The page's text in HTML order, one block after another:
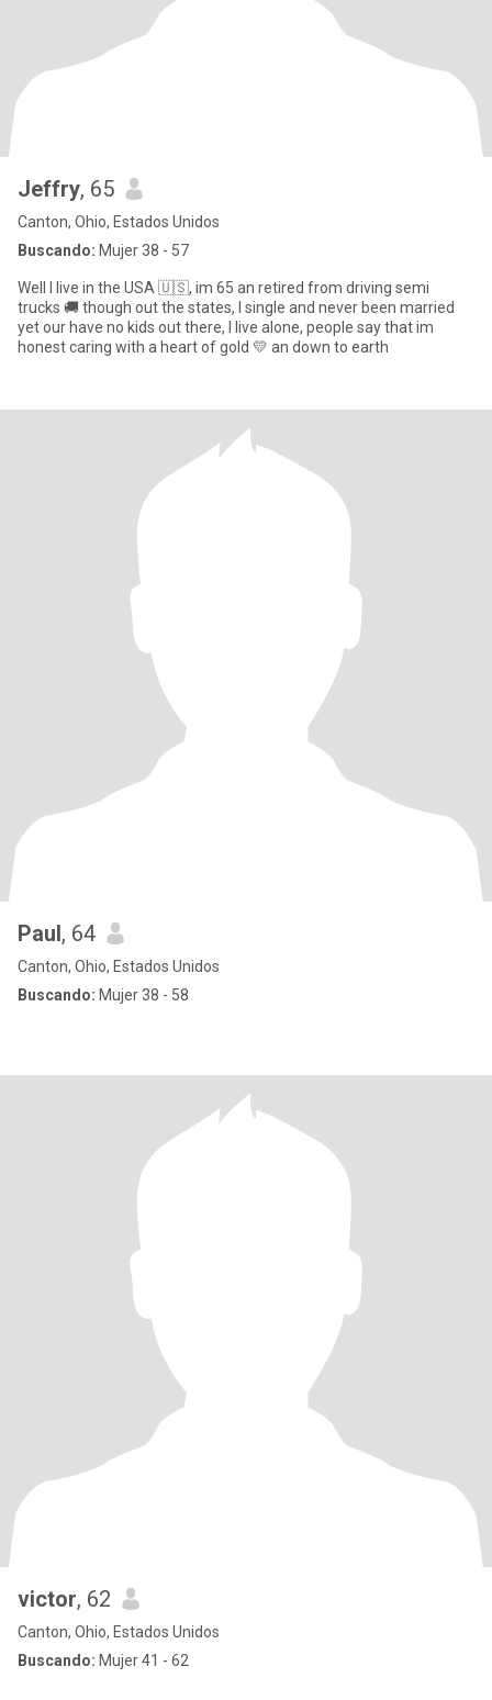
Jeffry, 65
Canton, Ohio, Estados Unidos
Buscando: Mujer 38 - 57
Well I live in the USA 🇺🇸, im 65 an retired from driving semi
trucks 🚚 though out the states, I single and never been married
yet our have no kids out there, I live alone, people say that im
honest caring with a heart of gold 💛 an down to earth
Paul, 64
Canton, Ohio, Estados Unidos
Buscando: Mujer 38 - 58
victor, 62
Canton, Ohio, Estados Unidos
Buscando: Mujer 41 - 62